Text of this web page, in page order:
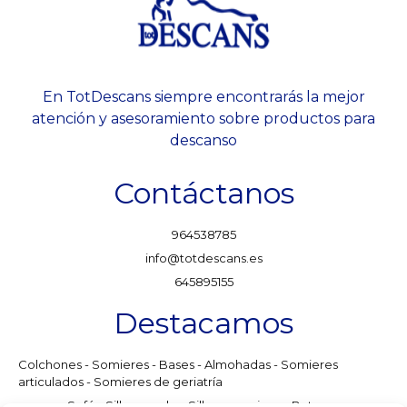
En TotDescans siempre encontrarás la mejor
atención y asesoramiento sobre productos para
descanso
Contáctanos
964538785
info@totdescans.es
645895155
Destacamos
Colchones - Somieres - Bases - Almohadas - Somieres
articulados - Somieres de geriatría